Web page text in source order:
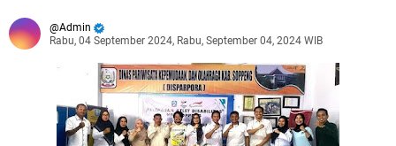
Admin
Rabu, 04 September 2024, Rabu, September 04, 2024 WIB